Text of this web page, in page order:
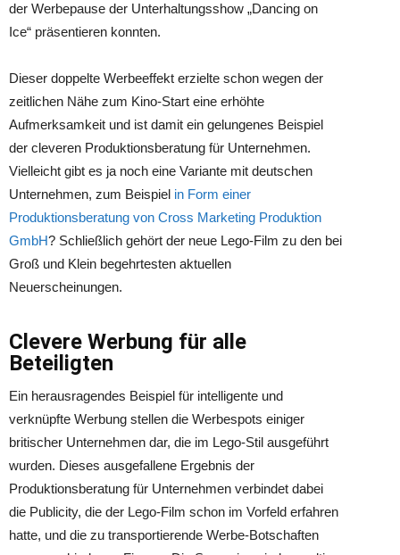
der Werbepause der Unterhaltungsshow „Dancing on
Ice“ präsentieren konnten.
Dieser doppelte Werbeeffekt erzielte schon wegen der
zeitlichen Nähe zum Kino-Start eine erhöhte
Aufmerksamkeit und ist damit ein gelungenes Beispiel
der cleveren Produktionsberatung für Unternehmen.
Vielleicht gibt es ja noch eine Variante mit deutschen
Unternehmen, zum Beispiel in Form einer
Produktionsberatung von Cross Marketing Produktion
GmbH? Schließlich gehört der neue Lego-Film zu den bei
Groß und Klein begehrtesten aktuellen
Neuerscheinungen.
Clevere Werbung für alle
Beteiligten
Ein herausragendes Beispiel für intelligente und
verknüpfte Werbung stellen die Werbespots einiger
britischer Unternehmen dar, die im Lego-Stil ausgeführt
wurden. Dieses ausgefallene Ergebnis der
Produktionsberatung für Unternehmen verbindet dabei
die Publicity, die der Lego-Film schon im Vorfeld erfahren
hatte, und die zu transportierende Werbe-Botschaften